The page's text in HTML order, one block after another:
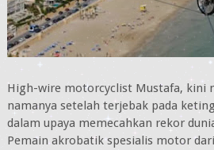
High-wire motorcyclist Mustafa, kini
namanya setelah terjebak pada
dalam upaya memecahkan rekor
Pemain akrobatik spesialis motor